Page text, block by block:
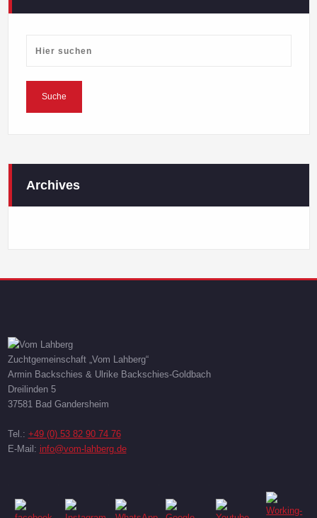
Archives
Zuchtgemeinschaft „Vom Lahberg“
Armin Backschies & Ulrike Backschies-Goldbach
Dreilinden 5
37581 Bad Gandersheim
Tel.: +49 (0) 53 82 90 74 76
E-Mail: info@vom-lahberg.de